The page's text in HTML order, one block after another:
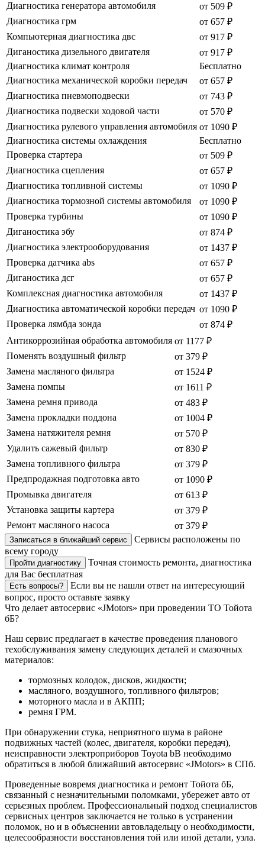
Диагностика генератора автомобиля
от 509 ₽
Диагностика грм
от 657 ₽
Компьютерная диагностика двс
от 917 ₽
Диганостика дизельного двигателя
от 917 ₽
Диагностика климат контроля
Бесплатно
Диагностика механической коробки передач
от 657 ₽
Диагностика пневмоподвески
от 743 ₽
Диагностика подвески ходовой части
от 570 ₽
Диагностика рулевого управления автомобиля от 1090 ₽
Диагностика системы охлаждения
Бесплатно
Проверка стартера
от 509 ₽
Диагностика сцепления
от 657 ₽
Диагностика топливной системы
от 1090 ₽
Диагностика тормозной системы автомобиля
от 1090 ₽
Проверка турбины
от 1090 ₽
Диганостика эбу
от 874 ₽
Диагностика электрооборудования
от 1437 ₽
Проверка датчика abs
от 657 ₽
Диганостика дсг
от 657 ₽
Комплексная диагностика автомобиля
от 1437 ₽
Диагностика автоматической коробки передач от 1090 ₽
Проверка лямбда зонда
от 874 ₽
Антикоррозийная обработка автомобиля от 1177 ₽
Поменять воздушный фильтр
от 379 ₽
Замена масляного фильтра
от 1524 ₽
Замена помпы
от 1611 ₽
Замена ремня привода
от 483 ₽
Замена прокладки поддона
от 1004 ₽
Замена натяжителя ремня
от 570 ₽
Удалить сажевый фильтр
от 830 ₽
Замена топливного фильтра
от 379 ₽
Предпродажная подготовка авто
от 1090 ₽
Промывка двигателя
от 613 ₽
Установка защиты картера
от 379 ₽
Ремонт масляного насоса
от 379 ₽
Записаться в ближайший сервис
Сервисы расположены по
всему городу
Пройти диагностику
Точная стоимость ремонта, диагностика
для Вас бесплатная
Есть вопросы?
Если вы не нашли ответ на интересующий
вопрос, просто оставьте заявку
Что делает автосервис «JMotors» при проведении ТО Тойота
бБ?
Наш сервис предлагает в качестве проведения планового
техобслуживания замену следующих деталей и смазочных
материалов:
тормозных колодок, дисков, жидкости;
масляного, воздушного, топливного фильтров;
моторного масла и в АКПП;
ремня ГРМ.
При обнаружении стука, неприятного шума в районе
подвижных частей (колес, двигателя, коробки передач),
неисправности электроприборов Toyota bB необходимо
обратиться в любой ближайший автосервис «JMotors» в СПб.
Проведенные вовремя диагностика и ремонт Тойота бБ,
связанный с незначительными поломками, убережет авто от
серьезных проблем. Профессиональный подход специалистов
сервисных центров заключается не только в устранении
поломок, но и в объяснении автовладельцу о необходимости,
целесообразности восстановления той или иной детали, узла.